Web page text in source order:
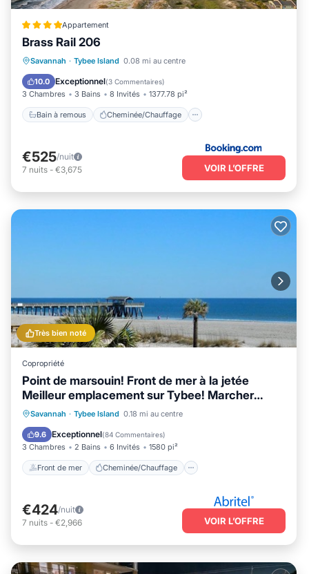
Appartement
Brass Rail 206
Savannah · Tybee Island 0.08 mi au centre
10.0 Exceptionnel(3 Commentaires)
3 Chambres 3 Bains 8 Invités 1377.78 pi²
Bain à remous Cheminée/Chauffage
Bain à remous
Cheminée/Chauffage
Piscine
€525/nuit
7 nuits - €3,675 VOIR L’OFFRE
Très bien noté
Copropriété
Point de marsouin! Front de mer à la jetée
Meilleur emplacement sur Tybee! Marcher
partout
Savannah · Tybee Island 0.18 mi au centre
9.6 Exceptionnel(84 Commentaires)
3 Chambres 2 Bains 6 Invités 1580 pi²
Front de mer Cheminée/Chauffage
Front de mer
Cheminée/Chauffage
Vue sur l’océan
Balcon/Terrasse
€424/nuit
7 nuits - €2,966 VOIR L’OFFRE